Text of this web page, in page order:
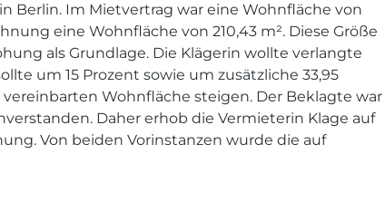
Berlin. Im Mietvertrag war eine Wohnfläche von
eine Wohnfläche von 210,43 m². Diese Größe
als Grundlage. Die Klägerin wollte verlangte
um 15 Prozent sowie um zusätzliche 33,95
Wohnfläche steigen. Der Beklagte war
Daher erhob die Vermieterin Klage auf
Von beiden Vorinstanzen wurde die auf